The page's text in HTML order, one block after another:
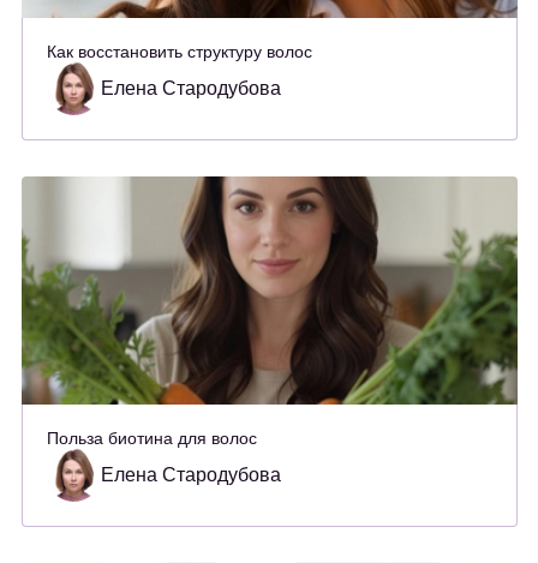
Как восстановить структуру волос
Елена Стародубова
Польза биотина для волос
Елена Стародубова